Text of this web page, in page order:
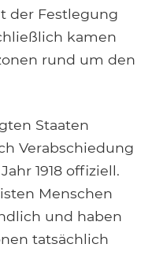
der Festlegung
kamen
rund um den
Staaten
Verabschiedung
1918 offiziell.
Menschen
und haben
tatsächlich